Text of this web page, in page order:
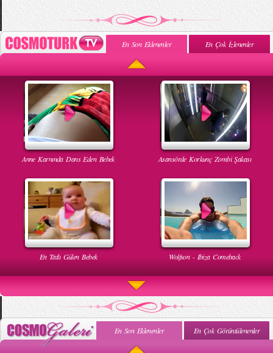
En Son Eklenenler En Çok İzlenenler
Anne Karnında Dans Eden Bebek Asansörde Korkunç Zombi Şakası
En Tatlı Gülen Bebek Wolfson - Ibiza Comeback
En Son Eklenenler En Çok Görüntülenenler